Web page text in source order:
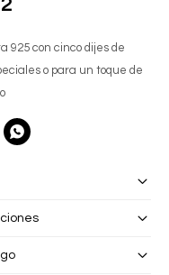
925 con cinco dijes de
o para un toque de
